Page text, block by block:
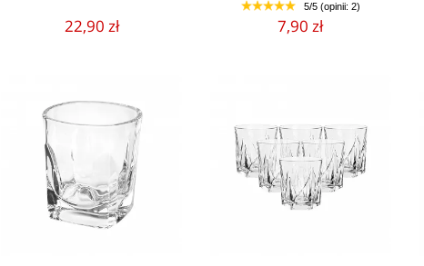
22,90 zł
1 2 3 4 5 5/5 (opinii: 2)
7,90 zł